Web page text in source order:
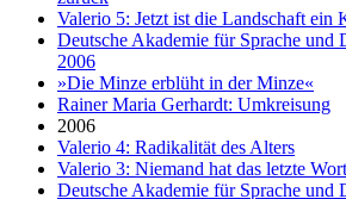
Valerio 5: Jetzt ist die Landschaft ein
Deutsche Akademie für Sprache und
2006
»Die Minze erblüht in der Minze«
Rainer Maria Gerhardt: Umkreisung
2006
Valerio 4: Radikalität des Alters
Valerio 3: Niemand hat das letzte Wort
Deutsche Akademie für Sprache und